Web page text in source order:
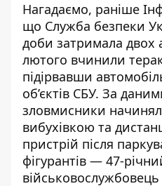
Нагадаємо, раніше
що Служба безпеки
доби затримала двох
лютого вчинили
підірвавши
об’єктів СБУ. За
зловмисники
вибухівкою та
пристрій після
фігурантів — 47-